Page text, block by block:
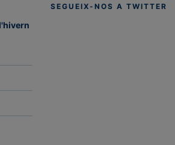
SEGUEIX-NOS A TWITTER